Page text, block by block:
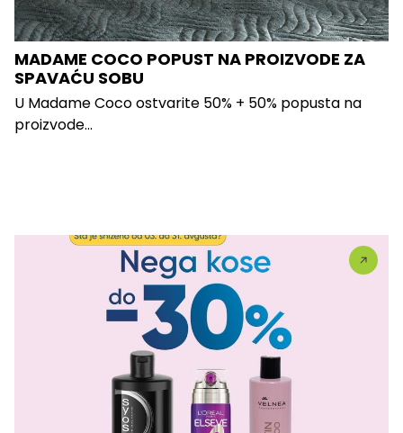
MADAME COCO POPUST NA PROIZVODE ZA
SPAVAĆU SOBU
U Madame Coco ostvarite 50% + 50% popusta na
proizvode...